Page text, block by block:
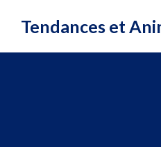
Tendances et